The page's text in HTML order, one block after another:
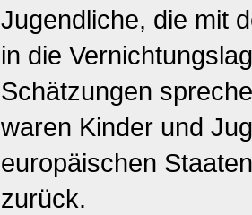
Jugendliche, die mit
in die
Schätzungen
waren Kinder und
europäischen
zurück.